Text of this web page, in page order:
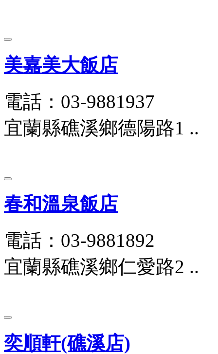
美嘉美大飯店
電話：03-9881937
宜蘭縣礁溪鄉德陽路1 ..
春和溫泉飯店
電話：03-9881892
宜蘭縣礁溪鄉仁愛路2 ..
奕順軒(礁溪店)